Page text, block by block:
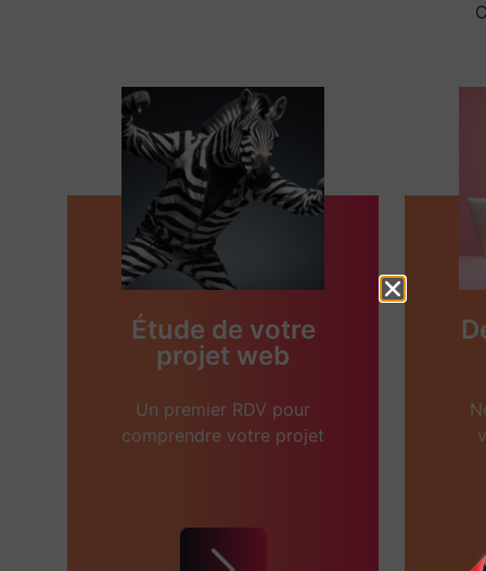
Étude de votre
projet web
Un premier RDV pour
comprendre votre projet